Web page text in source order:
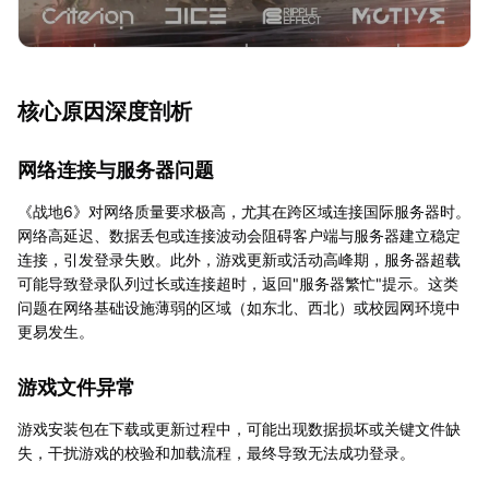
核心原因深度剖析
网络连接与服务器问题
《战地6》对网络质量要求极高，尤其在跨区域连接国际服务器时。
网络高延迟、数据丢包或连接波动会阻碍客户端与服务器建立稳定
连接，引发登录失败。此外，游戏更新或活动高峰期，服务器超载
可能导致登录队列过长或连接超时，返回"服务器繁忙"提示。这类
问题在网络基础设施薄弱的区域（如东北、西北）或校园网环境中
更易发生。
游戏文件异常
游戏安装包在下载或更新过程中，可能出现数据损坏或关键文件缺
失，干扰游戏的校验和加载流程，最终导致无法成功登录。